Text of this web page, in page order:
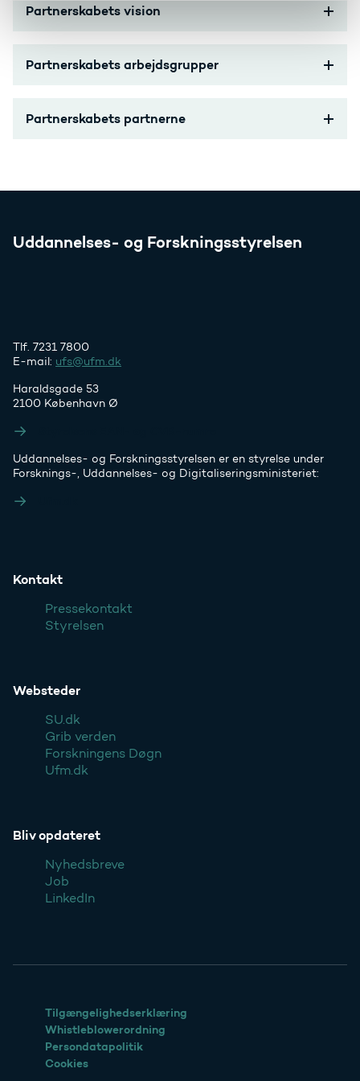
Partnerskabets vision
Partnerskabets arbejdsgrupper
Partnerskabets partnerne
Uddannelses- og Forskningsstyrelsen
Tlf. 7231 7800
E-mail: ufs@ufm.dk
Haraldsgade 53
2100 København Ø
Uddannelses- og Forskningsstyrelsen er en styrelse under
Forsknings-, Uddannelses- og Digitaliseringsministeriet:
Kontakt
Pressekontakt
Styrelsen
Websteder
SU.dk
Grib verden
Forskningens Døgn
Ufm.dk
Bliv opdateret
Nyhedsbreve
Job
LinkedIn
Tilgængelighedserklæring
Whistleblowerordning
Persondatapolitik
Cookies